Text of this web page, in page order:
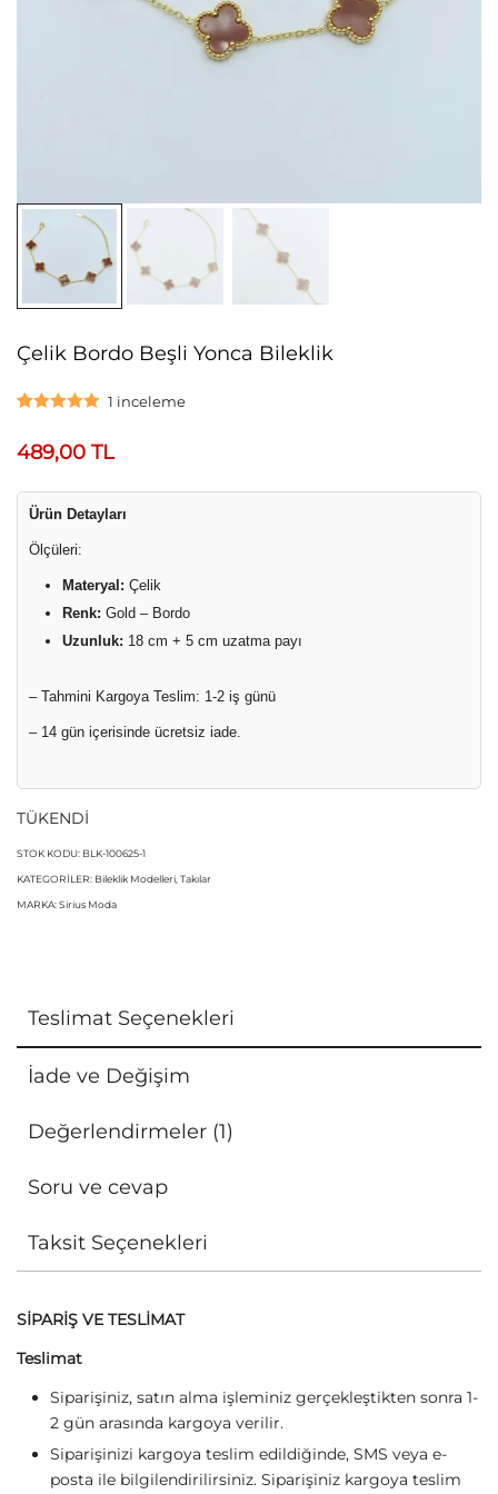
Çelik Bordo Beşli Yonca Bileklik
puanına
üzerinden
5.00puan
aldı
1 inceleme
489,00 TL
Ürün Detayları
Ölçüleri:
Materyal: Çelik
Renk: Gold – Bordo
Uzunluk: 18 cm + 5 cm uzatma payı
– Tahmini Kargoya Teslim: 1-2 iş günü
– 14 gün içerisinde ücretsiz iade.
TÜKENDİ
STOK KODU: BLK-100625-1
KATEGORILER: Bileklik Modelleri Takılar
MARKA:Sirius Moda
Teslimat Seçenekleri
İade ve Değişim
Değerlendirmeler (1)
Soru ve cevap
Taksit Seçenekleri
SİPARİŞ VE TESLİMAT
Teslimat
Siparişiniz, satın alma işleminiz gerçekleştikten sonra 1-
2 gün arasında kargoya verilir.
Siparişinizi kargoya teslim edildiğinde, SMS veya e-
posta ile bilgilendirilirsiniz. Siparişiniz kargoya teslim